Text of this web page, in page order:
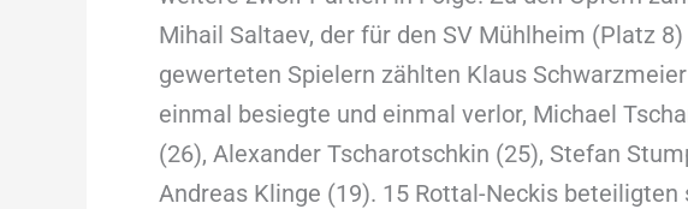
Mihail Saltaev, der für den SV Mühlheim (Platz
gewerteten Spielern zählten Klaus
einmal besiegte und einmal verlor, Michael
(26), Alexander Tscharotschkin (25), Stefan
Andreas Klinge (19). 15 Rottal-Neckis beteiligten